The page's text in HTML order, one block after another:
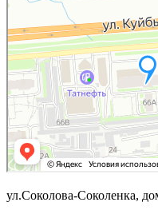
ул.Соколова-Соколенка,